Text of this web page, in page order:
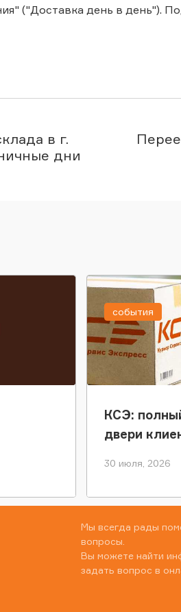
("Доставка день в день").
в г.
дни
КСЭ:
двери
30 июля, 2026
события
Мы всегда рады
вопросы.
Вы можете найти
задать вопрос в